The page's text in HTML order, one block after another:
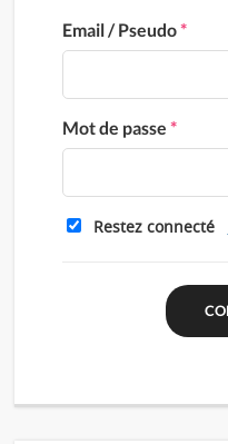
Email / Pseudo*
Mot de passe *
Restez connecté